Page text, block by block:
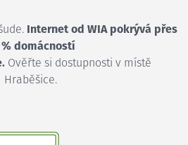
Internet od WIA pokrývá přes
% domácností
Ověřte si dostupnosti v místě
Hraběšice.